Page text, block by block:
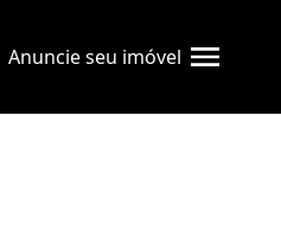
Anuncie seu imóvel